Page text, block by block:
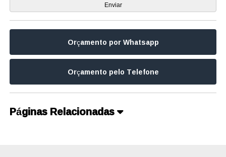
Orçamento por Whatsapp
Orçamento pelo Telefone
Páginas Relacionadas